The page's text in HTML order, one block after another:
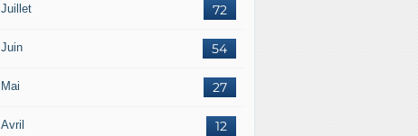
Juillet 72
Juin 54
Mai 27
Avril 12